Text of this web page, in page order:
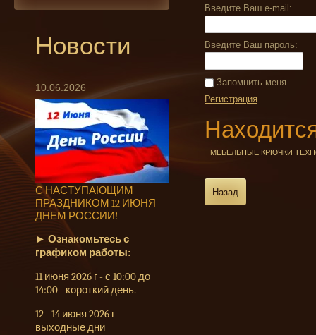
Введите Ваш e-mail:
Введите Ваш пароль:
Запомнить меня
Регистрация
МЕБЕЛЬНЫЕ КРЮЧКИ
Назад
Новости
10.06.2026
С НАСТУПАЮЩИМ
ПРАЗДНИКОМ 12 ИЮНЯ
ДНЕМ РОССИИ!
► Ознакомьтесь с
графиком работы:
11 июня 2026 г - с 10:00 до
14:00 - короткий день.
12 - 14 июня 2026 г -
выходные дни